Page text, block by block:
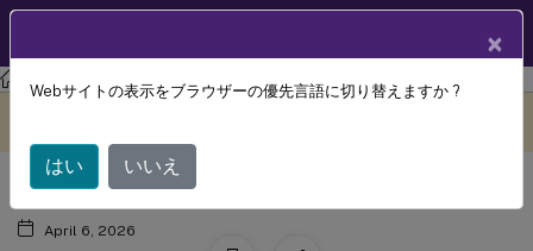
Citrix Virtual Apps and Desktops7 2511
Citrix Universal ™Print Driver (UPD)
April 6, 2026
×
Webサイトの表示をブラウザーの優先言語に切り替えますか ?
はい いいえ